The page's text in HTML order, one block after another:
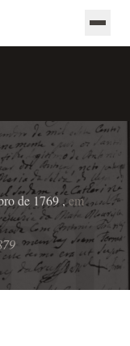
de 1769 ,em